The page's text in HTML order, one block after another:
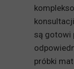
są gotowi
próbki